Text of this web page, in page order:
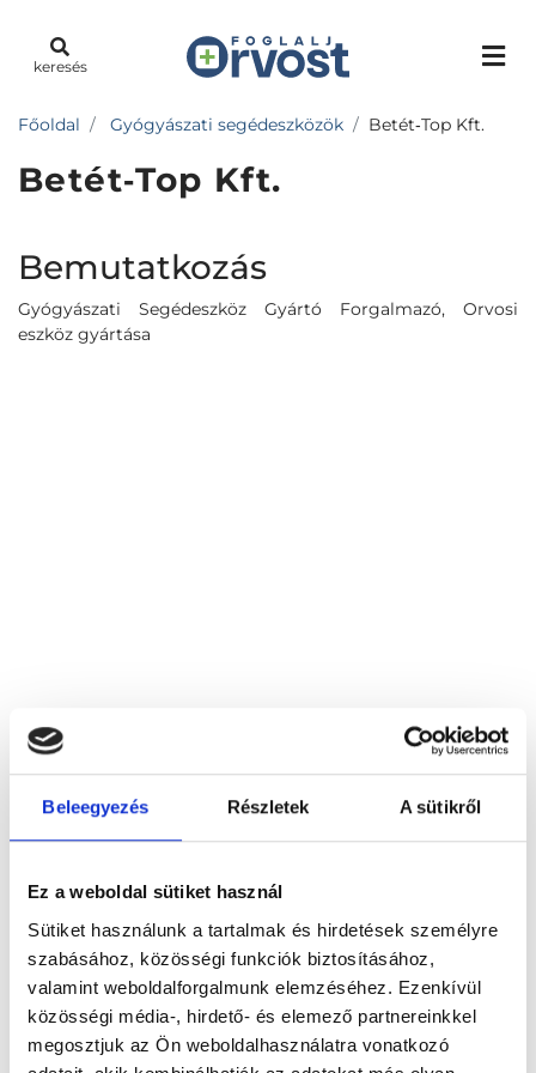
Beleegyezés Részletek A sütikről
Ez a weboldal sütiket használ
Sütiket használunk a tartalmak és hirdetések személyre
szabásához, közösségi funkciók biztosításához,
valamint weboldalforgalmunk elemzéséhez. Ezenkívül
közösségi média-, hirdető- és elemező partnereinkkel
megosztjuk az Ön weboldalhasználatra vonatkozó
keresés
Főoldal Gyógyászati segédeszközök Betét‐Top Kft.
Betét‐Top Kft.
Bemutatkozás
Gyógyászati Segédeszköz Gyártó Forgalmazó, Orvosi
eszköz gyártása
1077 Budapest, I. kerület, Király u. 89.
Foglalj időpontot megbízható
Válassz szakterületet